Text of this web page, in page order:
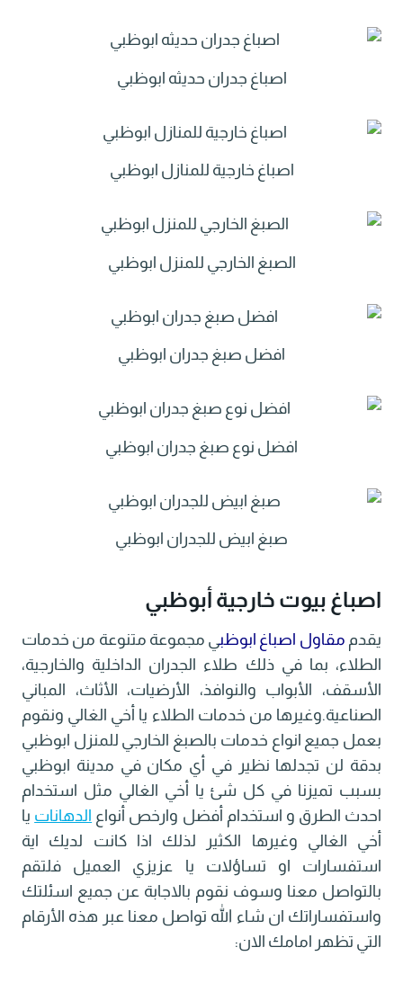
اصباغ جدران حديثه ابوظبي
اصباغ خارجية للمنازل ابوظبي
الصبغ الخارجي للمنزل ابوظبي
افضل صبغ جدران ابوظبي
افضل نوع صبغ جدران ابوظبي
صبغ ابيض للجدران ابوظبي
اصباغ بيوت خارجية أبوظبي
يقدم مقاول اصباغ ابوظبي مجموعة متنوعة من خدمات
الطلاء، بما في ذلك طلاء الجدران الداخلية والخارجية،
الأسقف، الأبواب والنوافذ، الأرضيات، الأثاث، المباني
الصناعية.وغيرها من خدمات الطلاء يا أخي الغالي ونقوم
بعمل جميع انواع خدمات بالصبغ الخارجي للمنزل ابوظبي
بدقة لن تجدلها نظير في أي مكان في مدينة ابوظبي
بسبب تميزنا في كل شئ يا أخي الغالي مثل استخدام
احدث الطرق و استخدام أفضل وارخص أنواع الدهانات يا
أخي الغالي وغيرها الكثير لذلك اذا كانت لديك اية
استفسارات او تساؤلات يا عزيزي العميل فلتقم
بالتواصل معنا وسوف نقوم بالاجابة عن جميع اسئلتك
واستفساراتك ان شاء الله تواصل معنا عبر هذه الأرقام
التي تظهر امامك الان: